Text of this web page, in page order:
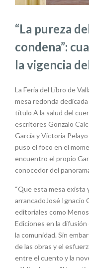
“La pureza
condena”:
la vigencia
La Feria del Libro de
mesa redonda
título A la salud del
escritores Gonzalo
García y Victoria
puso el foco en el
encuentro el propio
conocedor del
“Que esta mesa exista
arrancado José Ignacio
editoriales como
Ediciones en la
la comunidad. Sin
de las obras y el
entre el cuento y la